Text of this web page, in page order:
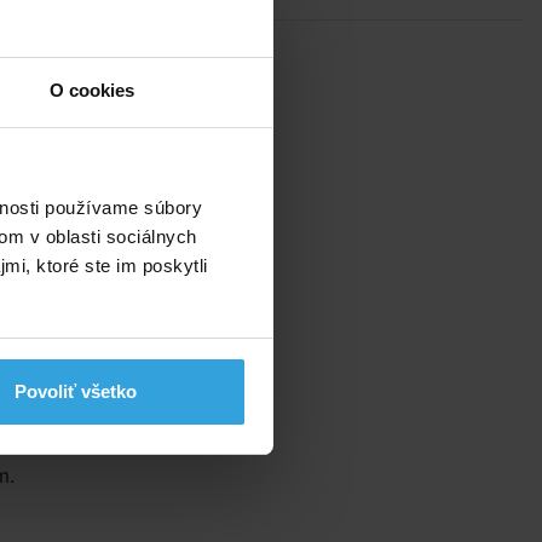
O cookies
používame súbory
v oblasti sociálnych
ktoré ste im poskytli
Povoliť všetko